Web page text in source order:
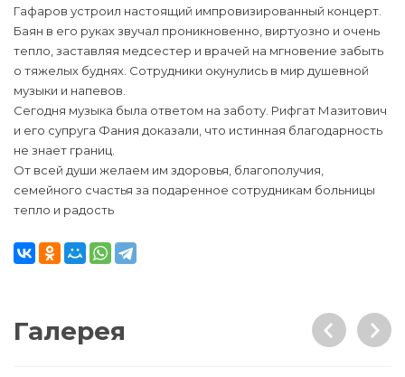
Гафаров устроил настоящий импровизированный концерт.
Баян в его руках звучал проникновенно, виртуозно и очень
тепло, заставляя медсестер и врачей на мгновение забыть
о тяжелых буднях. Сотрудники окунулись в мир душевной
музыки и напевов.
Сегодня музыка была ответом на заботу. Рифгат Мазитович
и его супруга Фания доказали, что истинная благодарность
не знает границ.
От всей души желаем им здоровья, благополучия,
семейного счастья за подаренное сотрудникам больницы
тепло и радость
Галерея